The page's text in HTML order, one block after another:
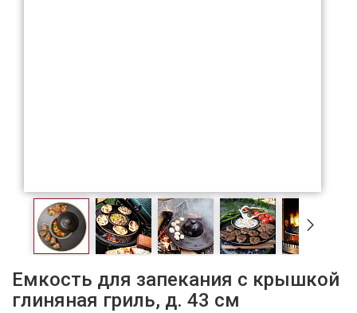
Емкость для запекания с крышкой
глиняная гриль, д. 43 см